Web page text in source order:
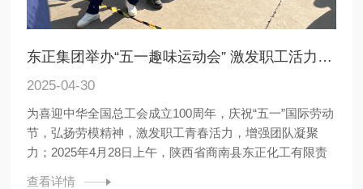
东正集团举办“五一趣味运动会” 激发职工活力 共庆劳动节
2025-04-30
为喜迎中华全国总工会成立100周年，庆祝“五一”国际劳动
节，弘扬劳模精神，激发职工青春活力，增强团队凝聚
力；2025年4月28日上午，陕西省商南县东正化工有限责
查看详情